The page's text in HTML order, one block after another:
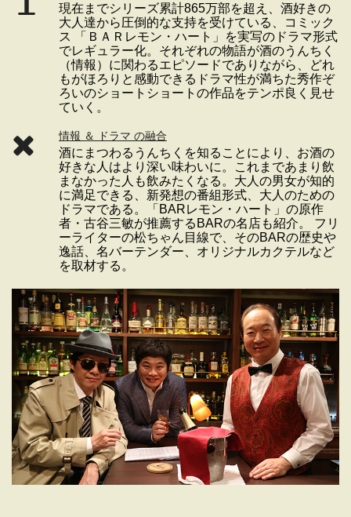
現在までシリーズ累計865万部を超え、酒好きの
大人達から圧倒的な支持を受けている、コミック
ス 「ＢＡＲレモン・ハート」を実写のドラマ形式
でレギュラー化。それぞれの物語が酒のうんちく
（情報）に関わるエピソードでありながら、どれ
もがほろりと感動できるドラマ性が満ちた秀作ぞ
ろいのショートショートの作品をテンポ良く見せ
ていく。
情報 ＆ ドラマ の融合
酒にまつわるうんちくを知ることにより、お酒の
好きな人はより深い味わいに。これまであまり飲
まなかった人も飲みたくなる。大人の男女が知的
に満足できる、新発想の番組形式、大人のための
ドラマである。「BARレモン・ハート」の原作
者・古谷三敏が推薦するBARの名店も紹介。 フリ
ーライターの松ちゃん目線で、そのBARの歴史や
逸話、名バーテンダー、オリジナルカクテルなど
を取材する。